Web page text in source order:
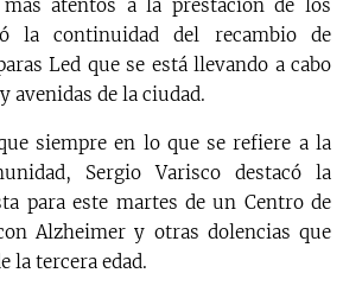
más atentos a la prestación de los
la continuidad del recambio de
Led que se está llevando a cabo
avenidas de la ciudad.
siempre en lo que se refiere a la
Sergio Varisco destacó la
para este martes de un Centro de
Alzheimer y otras dolencias que
la tercera edad.